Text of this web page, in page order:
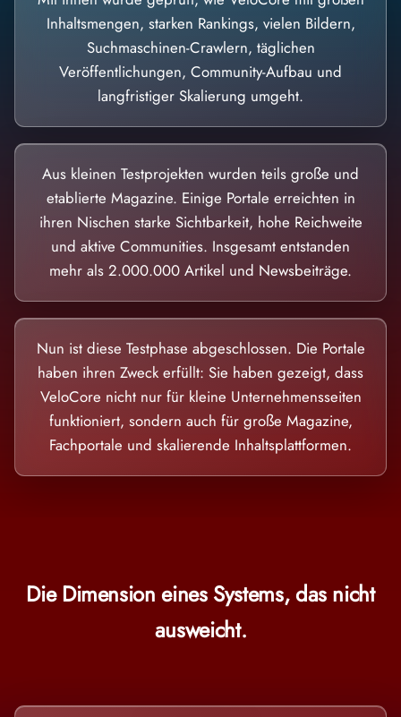
Inhaltsmengen, starken Rankings, vielen Bildern,
Suchmaschinen-Crawlern, täglichen
Veröffentlichungen, Community-Aufbau und
langfristiger Skalierung umgeht.
Aus kleinen Testprojekten wurden teils große und
etablierte Magazine. Einige Portale erreichten in
ihren Nischen starke Sichtbarkeit, hohe Reichweite
und aktive Communities. Insgesamt entstanden
mehr als 2.000.000 Artikel und Newsbeiträge.
Nun ist diese Testphase abgeschlossen. Die Portale
haben ihren Zweck erfüllt: Sie haben gezeigt, dass
VeloCore nicht nur für kleine Unternehmensseiten
funktioniert, sondern auch für große Magazine,
Fachportale und skalierende Inhaltsplattformen.
Die Dimension eines Systems, das nicht
ausweicht.